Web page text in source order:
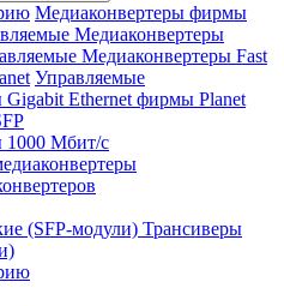
Медиаконвертеры фирмы
Медиаконвертеры
Медиаконвертеры Fast
Управляемые
Ethernet фирмы Planet
1000 Мбит/с
Трансиверы